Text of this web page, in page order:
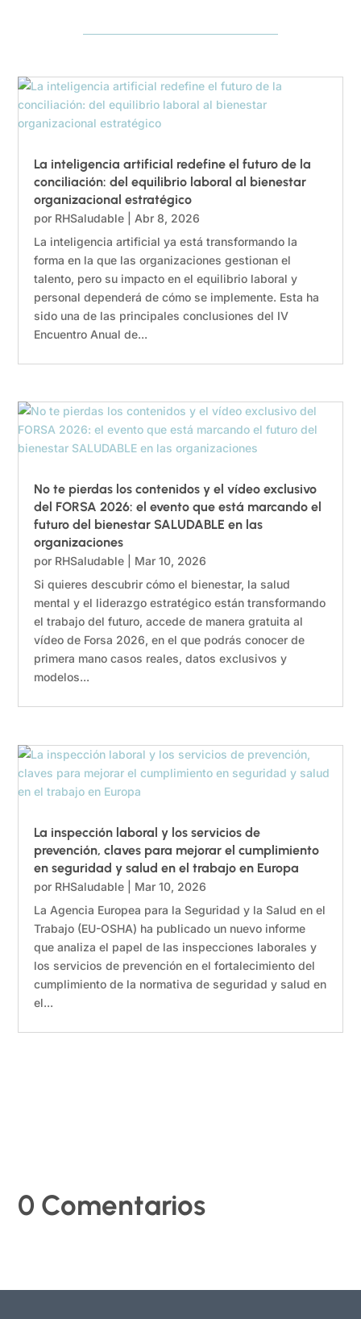
La inteligencia artificial redefine el futuro de la
conciliación: del equilibrio laboral al bienestar
organizacional estratégico
por RHSaludable
Abr 8, 2026
La inteligencia artificial ya está transformando la
forma en la que las organizaciones gestionan el
talento, pero su impacto en el equilibrio laboral y
personal dependerá de cómo se implemente. Esta ha
sido una de las principales conclusiones del IV
Encuentro Anual de...
No te pierdas los contenidos y el vídeo exclusivo
del FORSA 2026: el evento que está marcando el
futuro del bienestar SALUDABLE en las
organizaciones
por RHSaludable
Mar 10, 2026
Si quieres descubrir cómo el bienestar, la salud
mental y el liderazgo estratégico están transformando
el trabajo del futuro, accede de manera gratuita al
vídeo de Forsa 2026, en el que podrás conocer de
primera mano casos reales, datos exclusivos y
modelos...
La inspección laboral y los servicios de
prevención, claves para mejorar el cumplimiento
en seguridad y salud en el trabajo en Europa
por RHSaludable
Mar 10, 2026
La Agencia Europea para la Seguridad y la Salud en el
Trabajo (EU-OSHA) ha publicado un nuevo informe
que analiza el papel de las inspecciones laborales y
los servicios de prevención en el fortalecimiento del
cumplimiento de la normativa de seguridad y salud en
el...
0 Comentarios